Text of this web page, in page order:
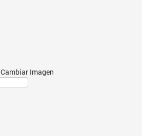
Cambiar Imagen